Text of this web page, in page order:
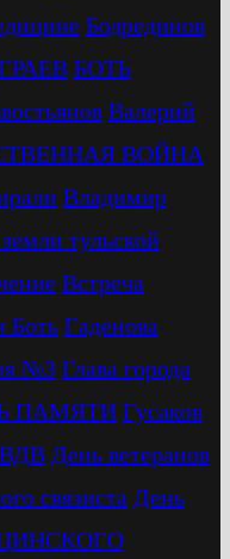
Бодрединов
БОТЬ
Валерий
ВОЙНА
Владимир
тульской
Встреча
Боть Гаденова
№3 Глава города
ПАМЯТИ Гусаков
День ветеранов
связиста День